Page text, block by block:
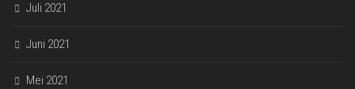
Juli 2021
Juni 2021
Mei 2021